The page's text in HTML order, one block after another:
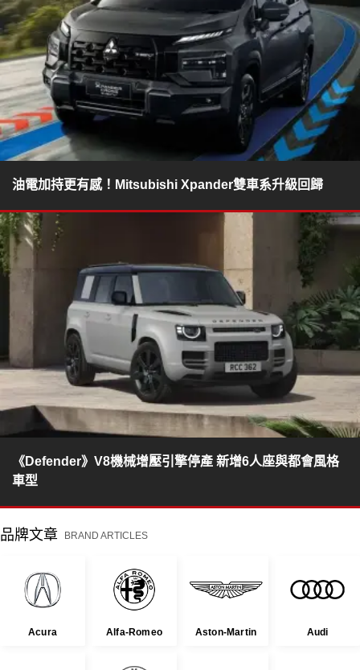
油電加持更有感！Mitsubishi Xpander雙車系升級回歸
《Defender》V8機械增壓引擎停產 新增6人座與都會風格
車型
品牌文章 BRAND ARTICLES
Acura Alfa-Romeo Aston-Martin Audi